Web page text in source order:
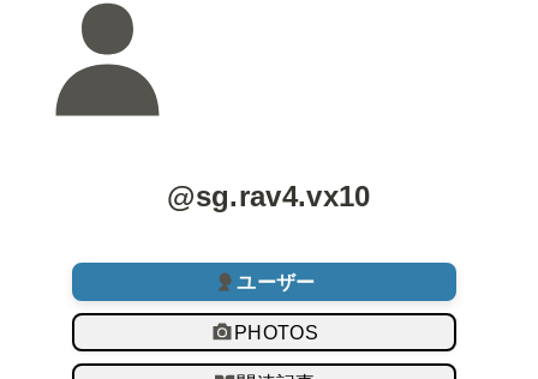
@sg.rav4.vx10
ユーザー
PHOTOS